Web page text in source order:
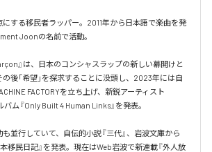
する移民者ラッパー。2011年から日本語で楽曲を発
Joonの名前で活動。
』は、日本のコンシャスラップの新しい幕開けと
後「希望」を探求することに没頭し、2023年には自
FACTORYを立ち上げ、新鋭アーティスト
ム『Only Built 4 Human Links』を発表。
並行していて、自伝的小説『三代』、岩波文庫から
移民日記』を発表。現在はWeb岩波で新連載『外人放